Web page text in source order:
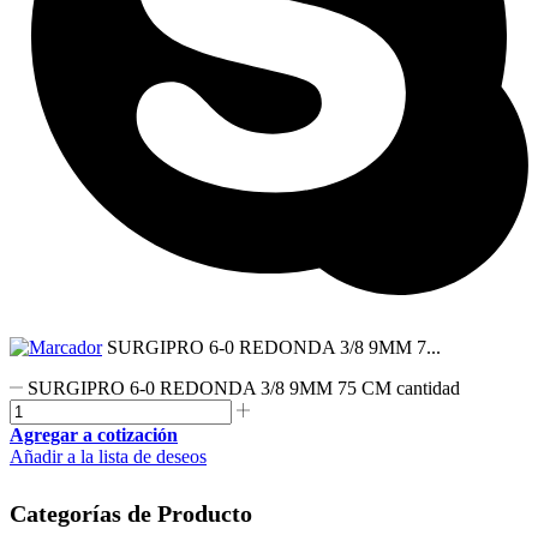
SURGIPRO 6-0 REDONDA 3/8 9MM 7...
SURGIPRO 6-0 REDONDA 3/8 9MM 75 CM cantidad
Agregar a cotización
Añadir a la lista de deseos
Categorías de Producto